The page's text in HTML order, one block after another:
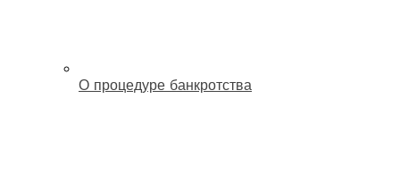
О процедуре банкротства